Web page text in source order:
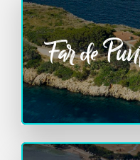
Far de